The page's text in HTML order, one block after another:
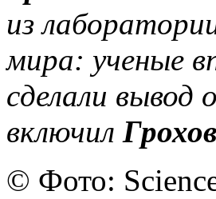
из
мира: ученые
сделали вывод
включил
© Фото: